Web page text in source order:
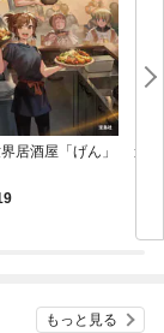
居酒屋「げん」 連
もっと見る